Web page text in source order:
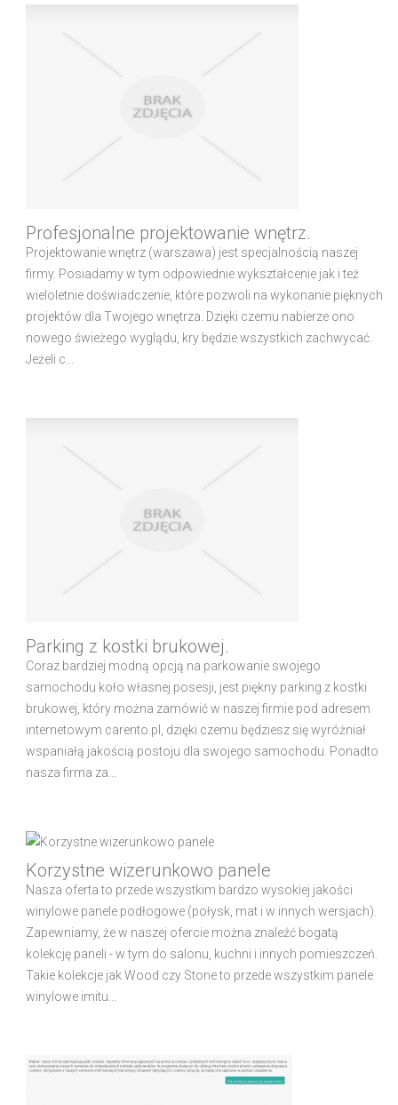
Profesjonalne projektowanie wnętrz.
Projektowanie wnętrz (warszawa) jest specjalnością naszej
firmy. Posiadamy w tym odpowiednie wykształcenie jak i też
wieloletnie doświadczenie, które pozwoli na wykonanie pięknych
projektów dla Twojego wnętrza. Dzięki czemu nabierze ono
nowego świeżego wyglądu, kry będzie wszystkich zachwycać.
Jeżeli c...
Parking z kostki brukowej.
Coraz bardziej modną opcją na parkowanie swojego
samochodu koło własnej posesji, jest piękny parking z kostki
brukowej, który można zamówić w naszej firmie pod adresem
internetowym carento.pl, dzięki czemu będziesz się wyróżniał
wspaniałą jakością postoju dla swojego samochodu. Ponadto
nasza firma za...
Korzystne wizerunkowo panele
Nasza oferta to przede wszystkim bardzo wysokiej jakości
winylowe panele podłogowe (połysk, mat i w innych wersjach).
Zapewniamy, że w naszej ofercie można znaleźć bogatą
kolekcję paneli - w tym do salonu, kuchni i innych pomieszczeń.
Takie kolekcje jak Wood czy Stone to przede wszystkim panele
winylowe imitu...